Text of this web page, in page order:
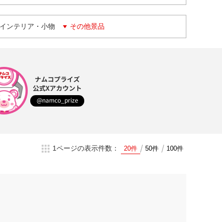
ンテリア・小物 その他景品
ナムコプライズ
公式Xアカウント
@namco_prize
1ページの表示件数： 20件 50件 100件